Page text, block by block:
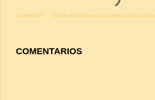
Compartir Enviar entrada por correo electrónico
COMENTARIOS